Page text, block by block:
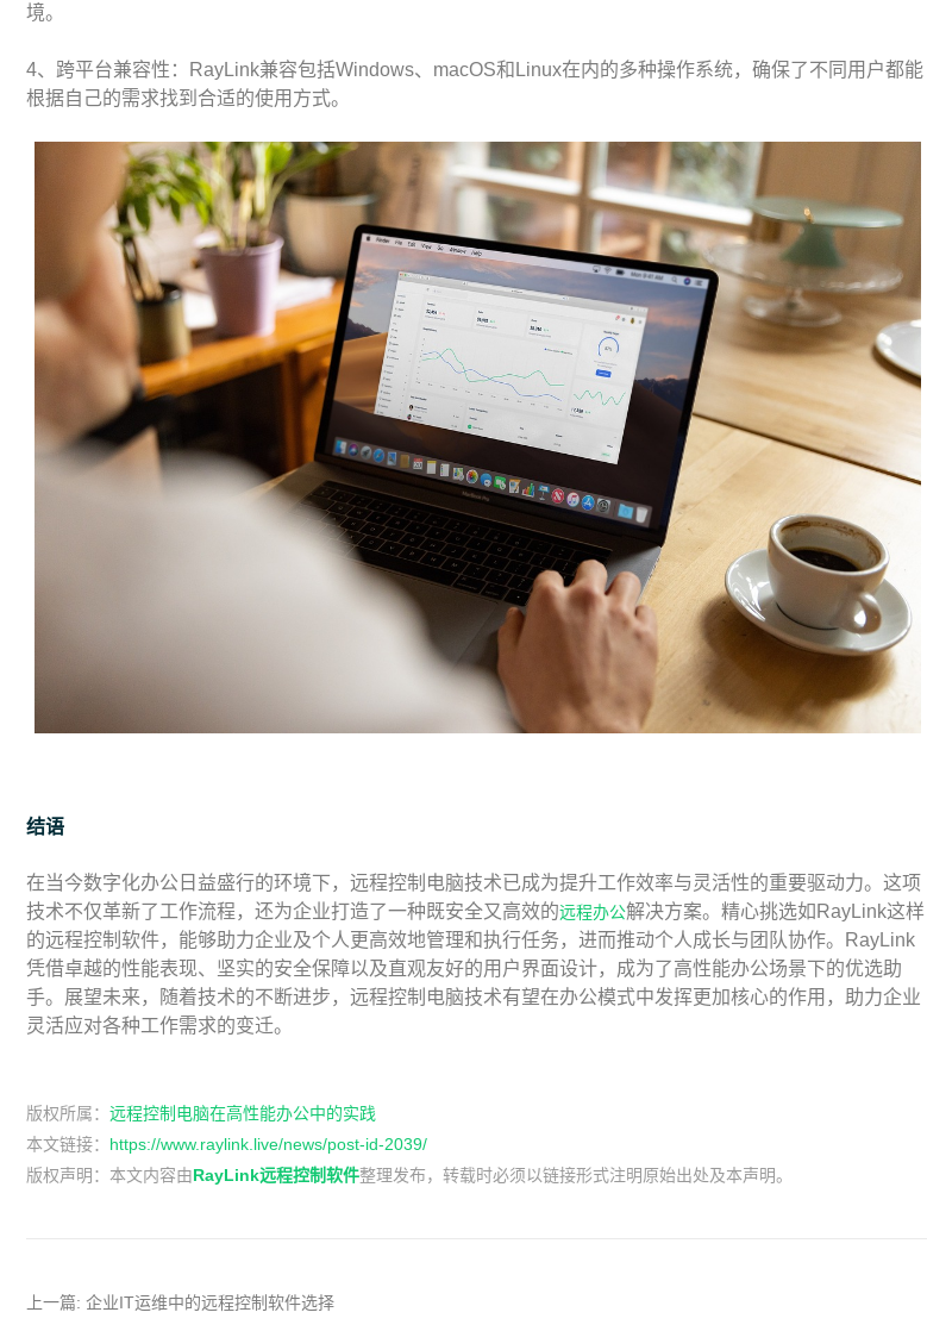
境。
4、跨平台兼容性：RayLink兼容包括Windows、macOS和Linux在内的多种操作系统，确保了不同用户都能
根据自己的需求找到合适的使用方式。
结语
在当今数字化办公日益盛行的环境下，远程控制电脑技术已成为提升工作效率与灵活性的重要驱动力。这项
技术不仅革新了工作流程，还为企业打造了一种既安全又高效的远程办公解决方案。精心挑选如RayLink这样
的远程控制软件，能够助力企业及个人更高效地管理和执行任务，进而推动个人成长与团队协作。RayLink
凭借卓越的性能表现、坚实的安全保障以及直观友好的用户界面设计，成为了高性能办公场景下的优选助
手。展望未来，随着技术的不断进步，远程控制电脑技术有望在办公模式中发挥更加核心的作用，助力企业
灵活应对各种工作需求的变迁。
版权所属： 远程控制电脑在高性能办公中的实践
本文链接： https://www.raylink.live/news/post-id-2039/
版权声明： 本文内容由RayLink远程控制软件整理发布，转载时必须以链接形式注明原始出处及本声明。
上一篇: 企业IT运维中的远程控制软件选择